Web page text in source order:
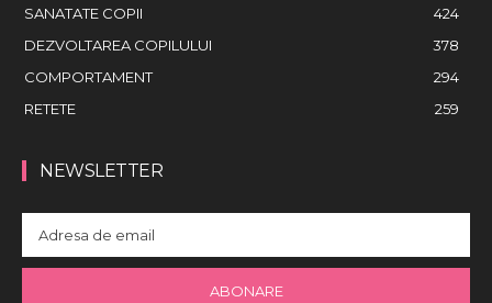
SANATATE COPII
424
DEZVOLTAREA COPILULUI
378
COMPORTAMENT
294
RETETE
259
NEWSLETTER
ABONARE